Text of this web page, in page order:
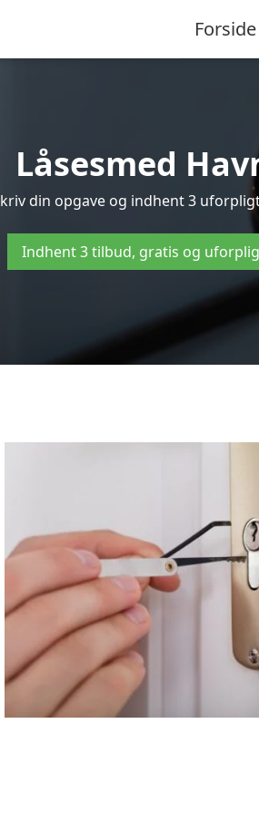
Forside
Låsesmed
din opgave og indhent 3
Indhent 3 tilbud, gratis og